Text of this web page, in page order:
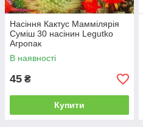
Насіння Кактус Маммілярія
Суміш 30 насінин Legutko
Агропак
В наявності
45 ₴
Купити